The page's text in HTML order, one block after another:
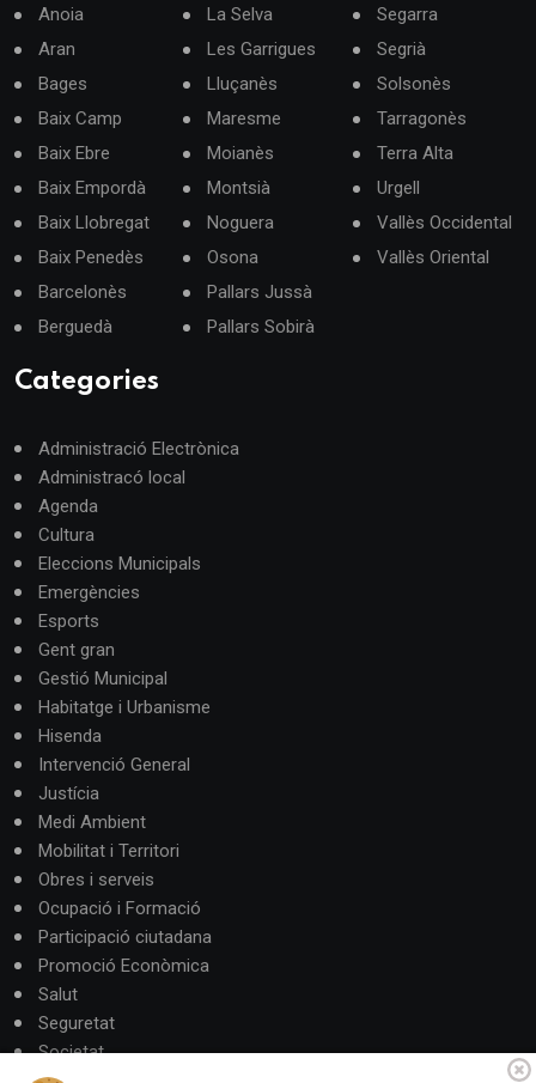
Anoia
Aran
Bages
Baix Camp
Baix Ebre
Baix Empordà
Baix Llobregat
Baix Penedès
Barcelonès
Berguedà
La Selva
Les Garrigues
Lluçanès
Maresme
Moianès
Montsià
Noguera
Osona
Pallars Jussà
Pallars Sobirà
Segarra
Segrià
Solsonès
Tarragonès
Terra Alta
Urgell
Vallès Occidental
Vallès Oriental
Categories
Administració Electrònica
Administracó local
Agenda
Cultura
Eleccions Municipals
Emergències
Esports
Gent gran
Gestió Municipal
Habitatge i Urbanisme
Hisenda
Intervenció General
Justícia
Medi Ambient
Mobilitat i Territori
Obres i serveis
Ocupació i Formació
Participació ciutadana
Promoció Econòmica
Salut
Seguretat
Societat